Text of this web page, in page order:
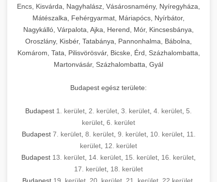
Encs, Kisvárda, Nagyhalász, Vásárosnamény, Nyíregyháza,
Mátészalka, Fehérgyarmat, Máriapócs, Nyírbátor,
Nagykálló, Várpalota, Ajka, Herend, Mór, Kincsesbánya,
Oroszlány, Kisbér, Tatabánya, Pannonhalma, Bábolna,
Komárom, Tata, Pilisvörösvár, Bicske, Érd, Százhalombatta,
Martonvásár, Százhalombatta, Gyál
Budapest egész területe:
Budapest 1. kerület 2. kerület 3. kerület 4. kerület 5.
kerület 6. kerület
Budapest 7. kerület, 8. kerület, 9. kerület, 10. kerület, 11.
kerület 12. kerület
Budapest 13. kerület 14. kerület 15. kerület 16. kerület
17. kerület 18. kerület